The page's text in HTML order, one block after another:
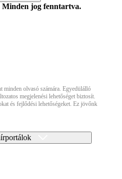
Minden jog fenntartva.
minden olvasó számára. Egyedülálló
megjelenési lehetőséget biztosít.
és fejlődési lehetőségeket. Ez jövőnk